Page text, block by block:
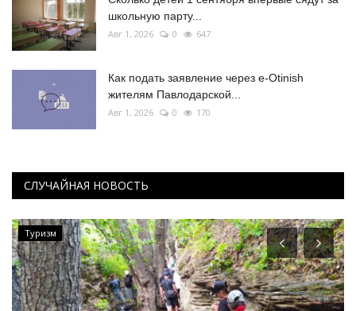
школьную парту...
Авг 1, 2026 0 647
Как подать заявление через e-Otinish
жителям Павлодарской...
Авг 1, 2026 0 170
СЛУЧАЙНАЯ НОВОСТЬ
Туризм